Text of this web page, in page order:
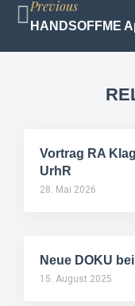
Previous
Vortrag RA
UrhR
28. Mai 2026
Neue DOKU
15. August 2025